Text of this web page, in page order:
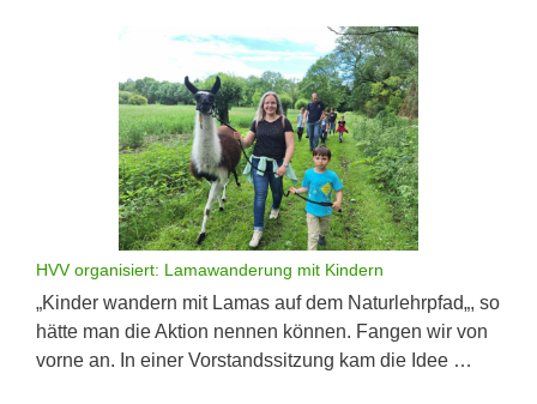
HVV organisiert: Lamawanderung mit Kindern
„Kinder wandern mit Lamas auf dem Naturlehrpfad„, so
hätte man die Aktion nennen können. Fangen wir von
vorne an. In einer Vorstandssitzung kam die Idee …